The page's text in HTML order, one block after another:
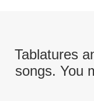
Tablatures
songs. You